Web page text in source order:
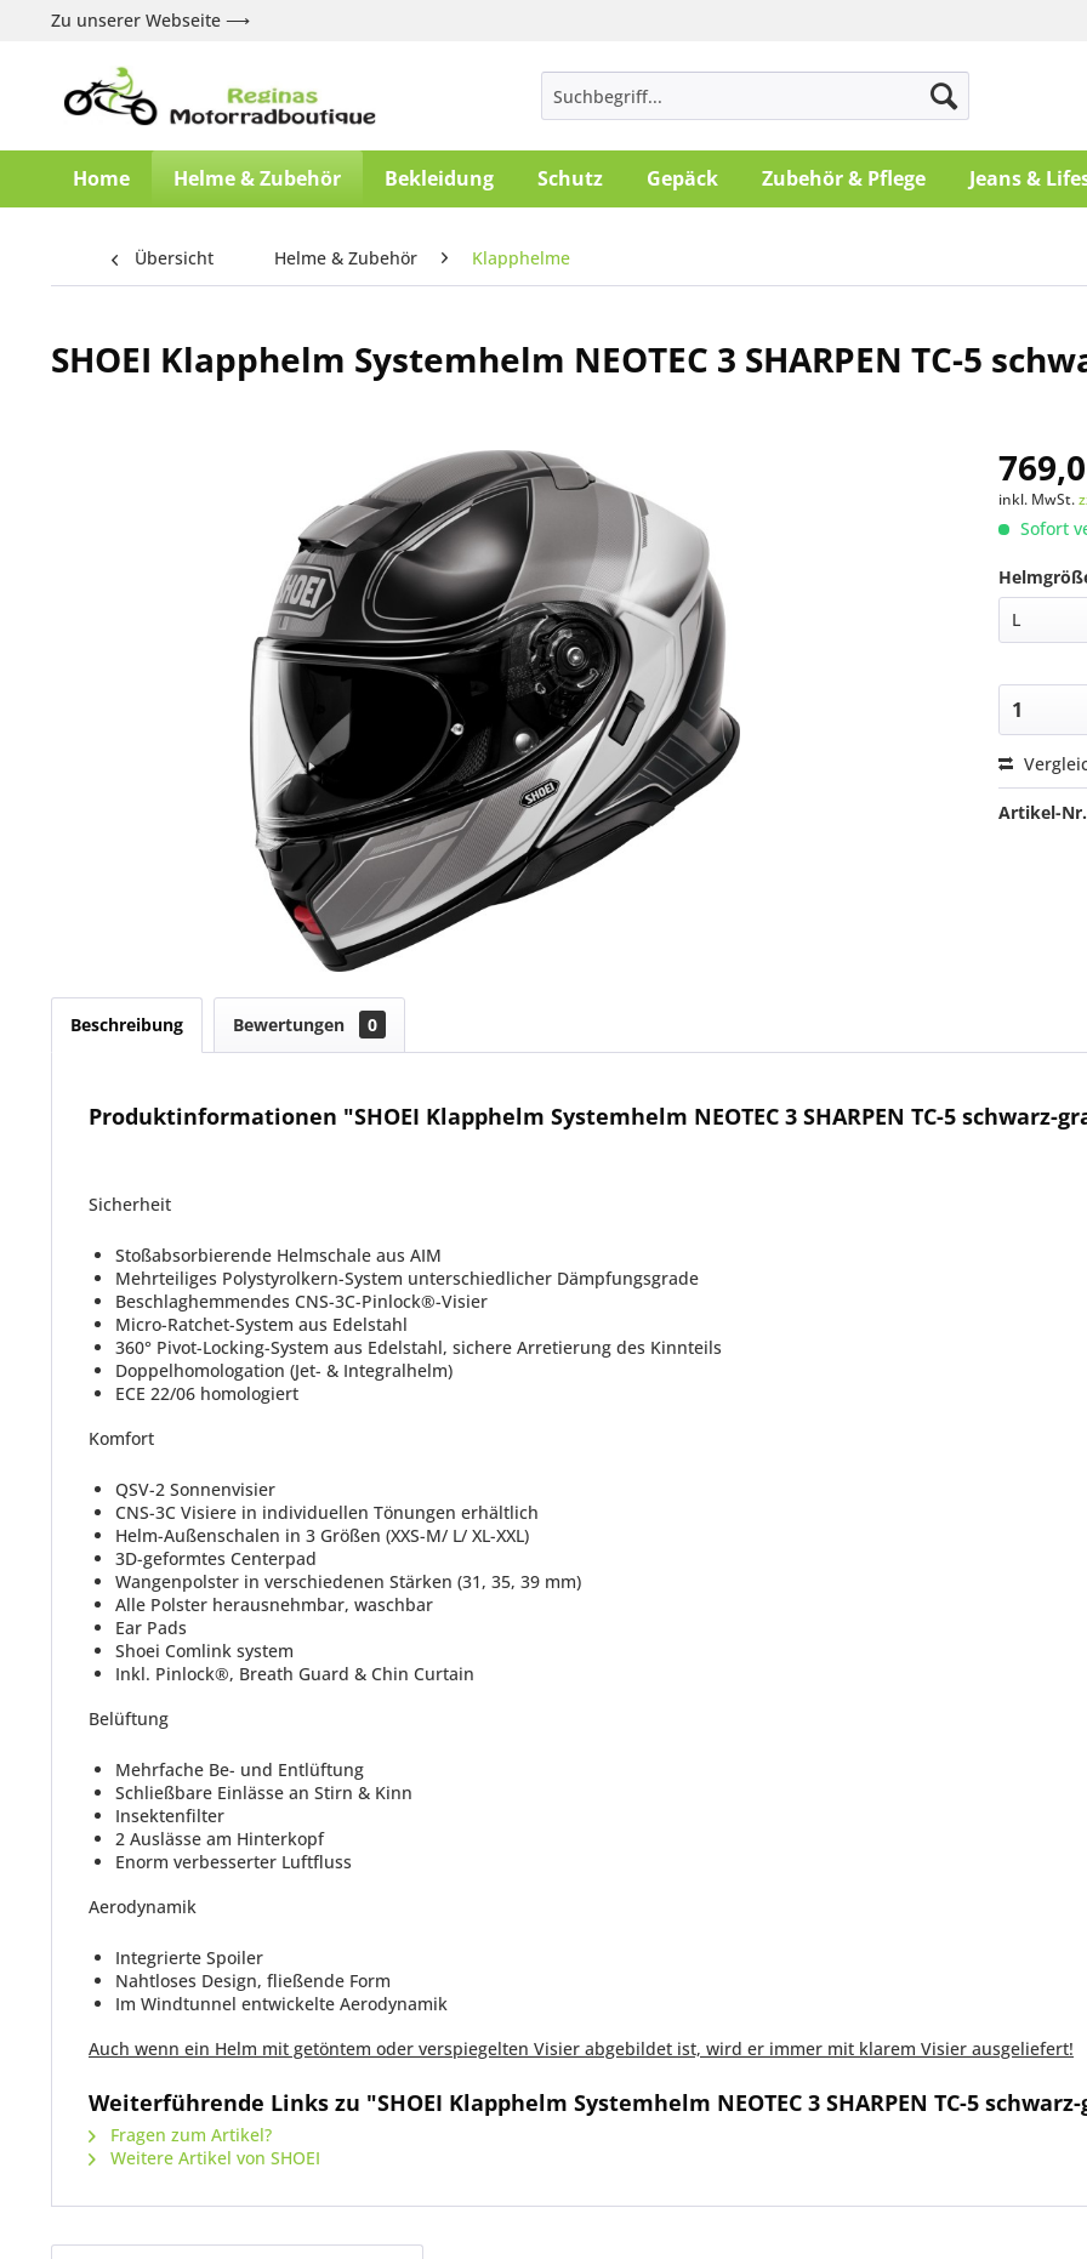
Zu unserer Webseite ⟶
Home Helme & Zubehör Bekleidung Schutz Gepäck Zubehör & Pflege Jeans &
Übersicht Helme & Zubehör Klapphelme
SHOEI Klapphelm Systemhelm NEOTEC 3 SHARPEN TC-5
inkl. MwSt.
Sofort
Artikel-
Beschreibung Bewertungen 0
Produktinformationen "SHOEI Klapphelm Systemhelm NEOTEC 3 SHARPEN TC-5 schwarz-
Sicherheit
Stoßabsorbierende Helmschale aus AIM
Mehrteiliges Polystyrolkern-System unterschiedlicher Dämpfungsgrade
Beschlaghemmendes CNS-3C-Pinlock®-Visier
Micro-Ratchet-System aus Edelstahl
360° Pivot-Locking-System aus Edelstahl, sichere Arretierung des Kinnteils
Doppelhomologation (Jet- & Integralhelm)
ECE 22/06 homologiert
Komfort
QSV-2 Sonnenvisier
CNS-3C Visiere in individuellen Tönungen erhältlich
Helm-Außenschalen in 3 Größen (XXS-M/ L/ XL-XXL)
3D-geformtes Centerpad
Wangenpolster in verschiedenen Stärken (31, 35, 39 mm)
Alle Polster herausnehmbar, waschbar
Ear Pads
Shoei Comlink system
Inkl. Pinlock®, Breath Guard & Chin Curtain
Belüftung
Mehrfache Be- und Entlüftung
Schließbare Einlässe an Stirn & Kinn
Insektenfilter
2 Auslässe am Hinterkopf
Enorm verbesserter Luftfluss
Aerodynamik
Integrierte Spoiler
Nahtloses Design, fließende Form
Im Windtunnel entwickelte Aerodynamik
Auch wenn ein Helm mit getöntem oder verspiegelten Visier abgebildet ist, wird er immer mit klarem Visier ausgeliefert!
Weiterführende Links zu "SHOEI Klapphelm Systemhelm NEOTEC 3 SHARPEN TC-5
Fragen zum Artikel?
Weitere Artikel von SHOEI